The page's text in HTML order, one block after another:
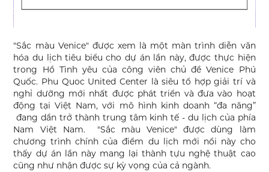
"Sắc màu Venice" được xem là một màn trình diễn văn
hóa du lịch tiêu biểu cho dự án lần này, được thực hiện
trong Hồ Tình yêu của công viên chủ đề Venice Phú
Quốc. Phu Quoc United Center là siêu tổ hợp giải trí và
nghỉ dưỡng mới nhất được phát triển và đưa vào hoạt
động tại Việt Nam, với mô hình kinh doanh “đa năng”
đang dần trở thành trung tâm kinh tế - du lịch của phía
Nam Việt Nam. "Sắc màu Venice" được dùng làm
chương trình chính của điểm du lịch mới nổi này cho
thấy dự án lần này mang lại thành tựu nghệ thuật cao
cũng như nhận được sự kỳ vọng của cả ngành.